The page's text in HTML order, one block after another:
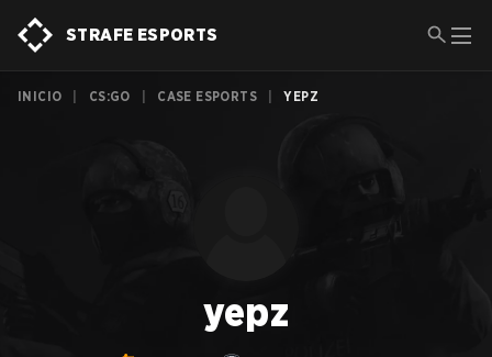
STRAFE ESPORTS
INICIO CS:GO CASE ESPORTS YEPZ
yepz